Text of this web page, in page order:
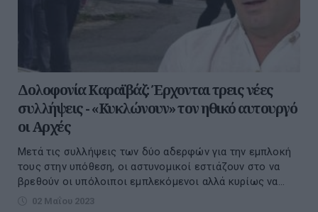
Δολοφονία Καραϊβάζ: Έρχονται τρεις νέες
συλλήψεις - «Κυκλώνουν» τον ηθικό αυτουργό
οι Αρχές
Μετά τις συλλήψεις των δύο αδερφών για την εμπλοκή
τους στην υπόθεση, οι αστυνομικοί εστιάζουν στο να
βρεθούν οι υπόλοιποι εμπλεκόμενοι αλλά κυρίως να...
02 Μαΐου 2023